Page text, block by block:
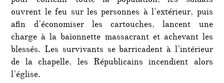
ouvrent le feu sur les personnes à l’extérieur, puis
afin d’économiser les cartouches, lancent une
charge à la baïonnette massacrant et achevant les
blessés. Les survivants se barricadent à l’intérieur
de la chapelle, les Républicains incendient alors
l’église.